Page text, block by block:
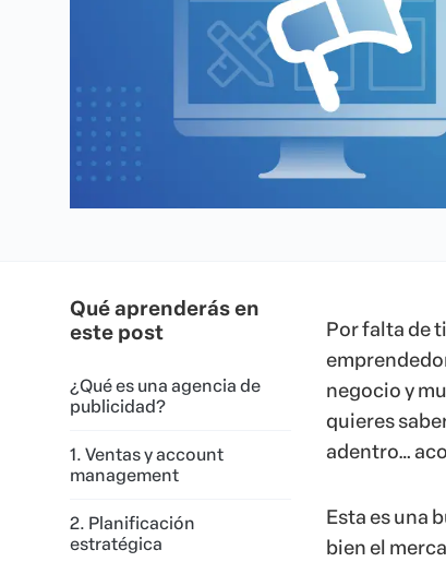
Qué aprenderás en
este post
¿Qué es una agencia de
publicidad?
1. Ventas y account
management
2. Planificación
estratégica
Por falta de
negocio y
quieres
adentro…
Esta es una
bien el